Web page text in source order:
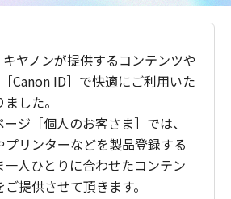
ヤノンが提供するコンテンツや
Canon ID］で快適にご利用いた
した。
ジ［個人のお客さま］では、
リンターなどを製品登録する
一人ひとりに合わせたコンテン
提供させて頂きます。